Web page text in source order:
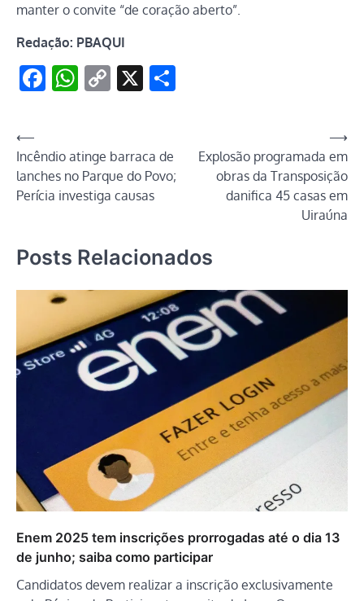
manter o convite “de coração aberto”.
Redação: PBAQUI
Facebook
WhatsApp
Copy
X
Navegação
de
Post
⟵
Incêndio atinge barraca de
lanches no Parque do Povo;
Perícia investiga causas
Explosão programada em
obras da Transposição
danifica 45 casas em
Uiraúna
⟶
Posts Relacionados
Enem 2025 tem inscrições prorrogadas até o dia 13
de junho; saiba como participar
Candidatos devem realizar a inscrição exclusivamente